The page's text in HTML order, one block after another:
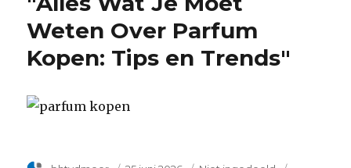
Weten Over Parfum
Kopen: Tips en Trends"